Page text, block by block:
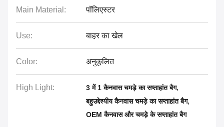
Main Material: पॉलिएस्टर
Use: बाहर का खेल
Color: अनुकूलित
High Light: 3 में 1 कैनवास चमड़े का सप्ताहांत बैग,
बहुउद्देश्यीय कैनवास चमड़े का सप्ताहांत बैग,
OEM कैनवास और चमड़े के सप्ताहांत बैग